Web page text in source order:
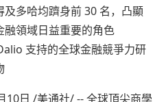
多哈均躋身前 30 名，凸顯
融領域日益重要的角色
支持的全球金融競爭力研
10日 /美通社/ -- 全球頂尖商學